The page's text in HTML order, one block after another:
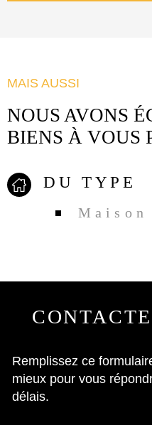
MAIS AUSSI
NOUS AVONS
BIENS À VOUS
DU TYPE
Maison
Remplissez ce
mieux pour vous
délais.